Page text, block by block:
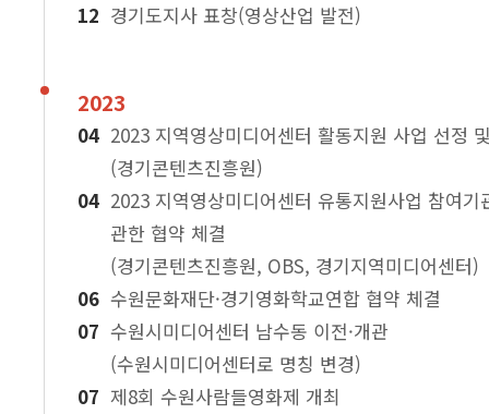
경기도지사 표창(영상산업 발전)
2023
2023 지역영상미디어센터 활동지원 사업 선정
(경기콘텐츠진흥원)
2023 지역영상미디어센터 유통지원사업 참여기
관한 협약 체결
(경기콘텐츠진흥원, OBS, 경기지역미디어센터)
수원문화재단·경기영화학교연합 협약 체결
수원시미디어센터 남수동 이전·개관
(수원시미디어센터로 명칭 변경)
제8회 수원사람들영화제 개최